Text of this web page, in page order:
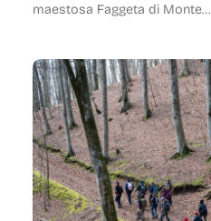
maestosa Faggeta di Monte…